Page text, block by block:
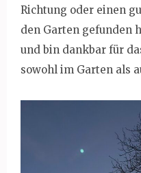
Richtung oder einen
den Garten gefunden
und bin dankbar für
sowohl im Garten als